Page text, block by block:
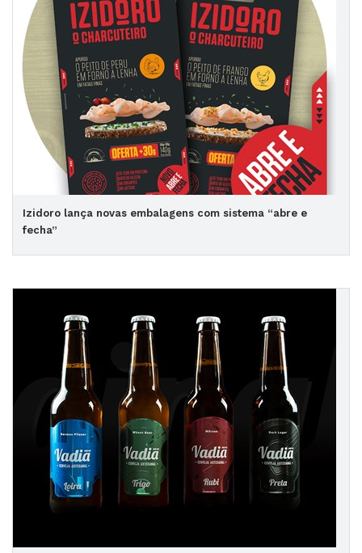
Izidoro lança novas embalagens com sistema “abre e
fecha”